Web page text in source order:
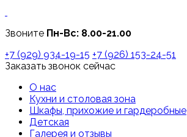
Звоните Пн-Вс: 8.00-21.00
+7 (929) 934-19-15 +7 (926) 153-24-51
Заказать звонок сейчас
О нас
Кухни и столовая зона
Шкафы, прихожие и гардеробные
Детская
Галерея и отзывы